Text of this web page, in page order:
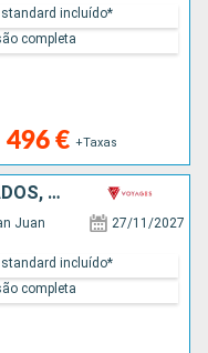
496 € +Taxas
standard incluído*
completa
PORTO RICO, TORTOLA, BARBADOS, SANTA LÚCIA, DOMINICA, SÃO MARTINHO
Juan 27/11/2027
standard incluído*
completa